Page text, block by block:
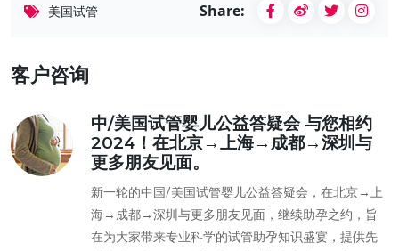
美国试管 Share:
客户咨询
中/美国试管婴儿公益答疑会 与您相约
2024！在北京→上海→成都→深圳与
更多朋友见面。
新一轮的中国/美国试管婴儿公益答疑会，在北京→上
海→成都→深圳与更多朋友见面，继续助孕之约，旨
在为大家带来专业科学的试管助孕知识盛宴，提供先